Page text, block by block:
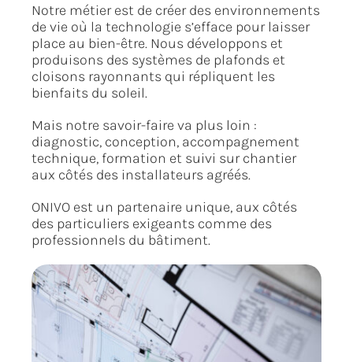
Notre métier est de créer des environnements
de vie où la technologie s’efface pour laisser
place au bien-être. Nous développons et
produisons des systèmes de plafonds et
cloisons rayonnants qui répliquent les
bienfaits du soleil.
Mais notre savoir-faire va plus loin :
diagnostic, conception, accompagnement
technique, formation et suivi sur chantier
aux côtés des installateurs agréés.
ONIVO est un partenaire unique, aux côtés
des particuliers exigeants comme des
professionnels du bâtiment.